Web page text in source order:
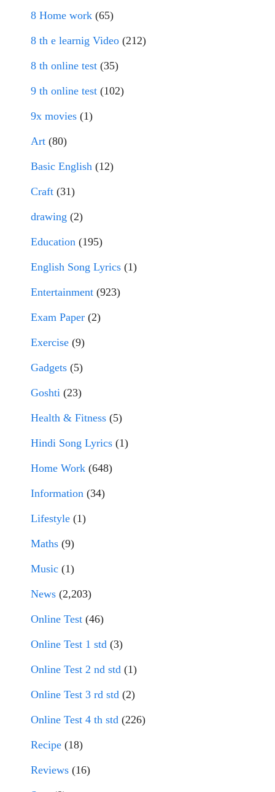
8 Home work (65)
8 th e learnig Video (212)
8 th online test (35)
9 th online test (102)
9x movies (1)
Art (80)
Basic English (12)
Craft (31)
drawing (2)
Education (195)
English Song Lyrics (1)
Entertainment (923)
Exam Paper (2)
Exercise (9)
Gadgets (5)
Goshti (23)
Health & Fitness (5)
Hindi Song Lyrics (1)
Home Work (648)
Information (34)
Lifestyle (1)
Maths (9)
Music (1)
News (2,203)
Online Test (46)
Online Test 1 std (3)
Online Test 2 nd std (1)
Online Test 3 rd std (2)
Online Test 4 th std (226)
Recipe (18)
Reviews (16)